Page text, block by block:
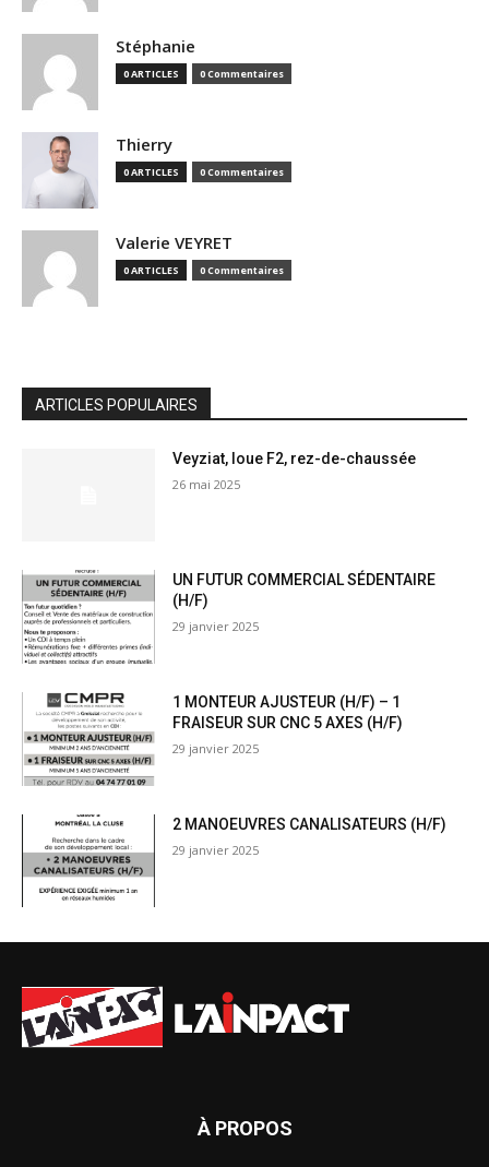
Stéphanie
0 ARTICLES 0 Commentaires
Thierry
0 ARTICLES 0 Commentaires
Valerie VEYRET
0 ARTICLES 0 Commentaires
ARTICLES POPULAIRES
Veyziat, loue F2, rez-de-chaussée
26 mai 2025
UN FUTUR COMMERCIAL SÉDENTAIRE
(H/F)
29 janvier 2025
1 MONTEUR AJUSTEUR (H/F) – 1
FRAISEUR SUR CNC 5 AXES (H/F)
29 janvier 2025
2 MANOEUVRES CANALISATEURS (H/F)
29 janvier 2025
À PROPOS